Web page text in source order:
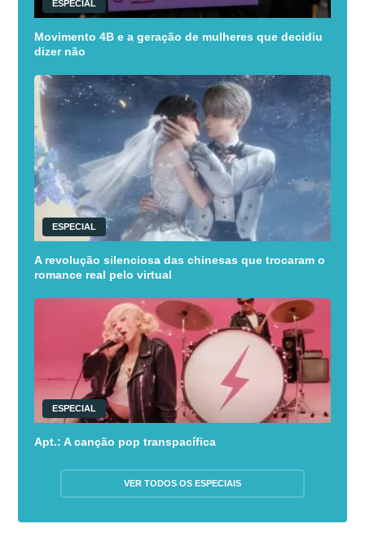
ESPECIAL
Movimento 4B e a geração de mulheres que decidiu
dizer não
ESPECIAL
A revolução silenciosa das chinesas que trocaram o
romance real pelo virtual
ESPECIAL
Apt.: A canção pop transpacífica
VER TODOS OS ESPECIAIS